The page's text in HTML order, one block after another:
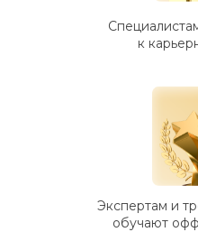
к
Экспертам и
обучают